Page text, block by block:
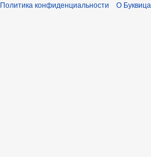
Политика конфиденциальности О Буквица